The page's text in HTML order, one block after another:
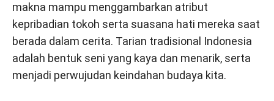
makna mampu menggambarkan atribut
kepribadian tokoh serta suasana hati mereka saat
berada dalam cerita. Tarian tradisional Indonesia
adalah bentuk seni yang kaya dan menarik, serta
menjadi perwujudan keindahan budaya kita.